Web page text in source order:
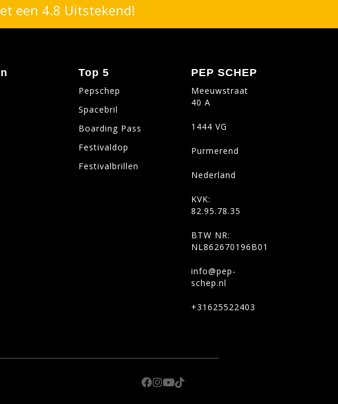
een 4.8 Uitstekend!
Top 5
Pepschep
Spacebril
Boarding Pass
Festivaldop
Festivalbrillen
PEP SCHEP
Meeuwstraat
40 A
1444 VG
Purmerend
Nederland
KVK:
82.95.78.35
BTW NR:
NL862670196B01
info@pep-
schep.nl
+31625522403